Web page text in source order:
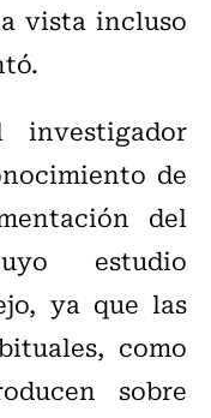
vista incluso
de
del
estudio
ya que las
como
sobre